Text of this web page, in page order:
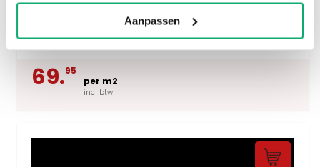
Aanpassen
flaviker supreme evo ant. white 60x120
69.95
per m2
incl btw